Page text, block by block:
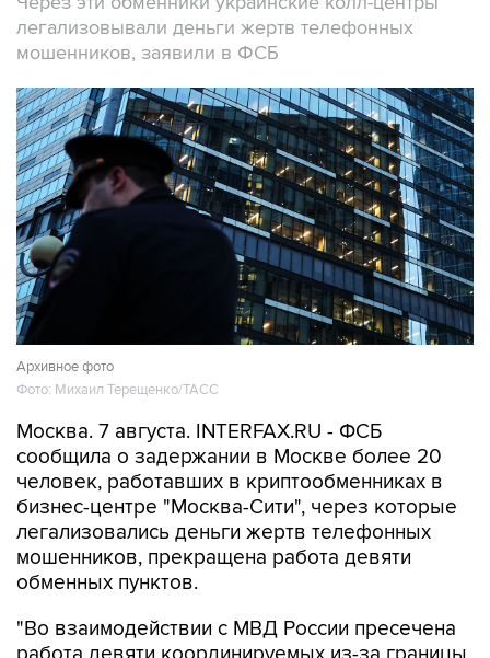
легализовывали деньги жертв телефонных
мошенников, заявили в ФСБ
Архивное фото
Фото: Михаил Терещенко/ТАСС
Москва. 7 августа. INTERFAX.RU - ФСБ
сообщила о задержании в Москве более 20
человек, работавших в криптообменниках в
бизнес-центре "Москва-Сити", через которые
легализовались деньги жертв телефонных
мошенников, прекращена работа девяти
обменных пунктов.
"Во взаимодействии с МВД России пресечена